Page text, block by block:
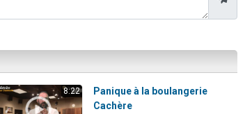
8:22
Panique à la boulangerie
Cachère